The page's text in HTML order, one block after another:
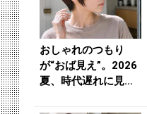
おしゃれのつもり
が“おば見え”。2026
夏、時代遅れに見ら